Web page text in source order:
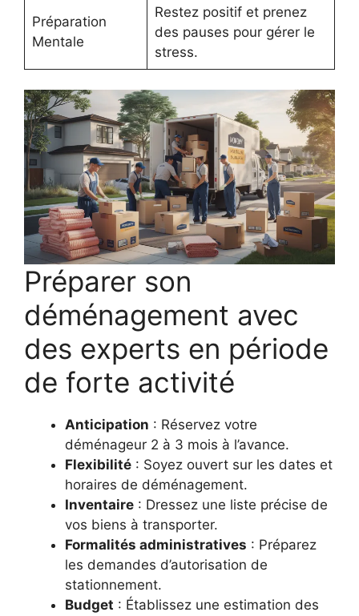
Préparation
Mentale
Restez positif et prenez
des pauses pour gérer le
stress.
Préparer son
déménagement avec
des experts en période
de forte activité
Anticipation : Réservez votre
déménageur 2 à 3 mois à l’avance.
Flexibilité : Soyez ouvert sur les dates et
horaires de déménagement.
Inventaire : Dressez une liste précise de
vos biens à transporter.
Formalités administratives : Préparez
les demandes d’autorisation de
stationnement.
Budget : Établissez une estimation des